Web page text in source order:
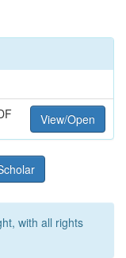
View/Open
with all rights